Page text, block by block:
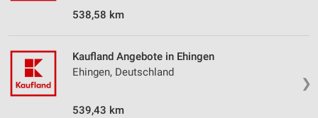
538,58 km
❯
Kaufland Angebote in Ehingen
Ehingen, Deutschland
539,43 km
Verwendung von Profilen zur Auswahl
personalisierter Inhalte
Messung der Werbeleistung
Messung der Performance von Inhalten
Analyse von Zielgruppen durch Statistiken oder